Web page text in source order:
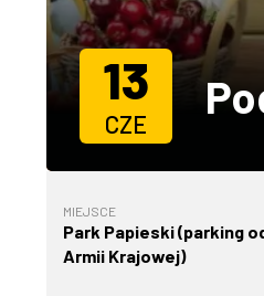
13
CZE
MIEJSCE
Park Papieski (parking
Armii Krajowej)